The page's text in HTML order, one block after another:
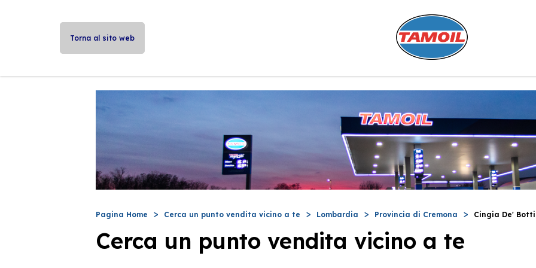
Torna al sito web
Pagina Home Cerca un punto vendita vicino a te Lombardia Provincia di Cremona Cingia De' Botti
Cerca un punto vendita vicino a te